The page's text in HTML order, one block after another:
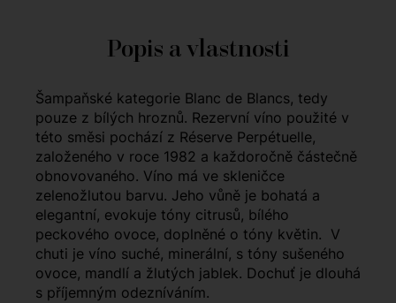
Popis a vlastnosti
Šampaňské kategorie Blanc de Blancs, tedy
pouze z bílých hroznů. Rezervní víno použité v
této směsi pochází z Réserve Perpétuelle,
založeného v roce 1982 a každoročně částečně
obnovovaného. Víno má ve skleničce
zelenožlutou barvu. Jeho vůně je bohatá a
elegantní, evokuje tóny citrusů, bílého
peckového ovoce, doplněné o tóny květin. V
chuti je víno suché, minerální, s tóny sušeného
ovoce, mandlí a žlutých jablek. Dochuť je dlouhá
s příjemným odezníváním.